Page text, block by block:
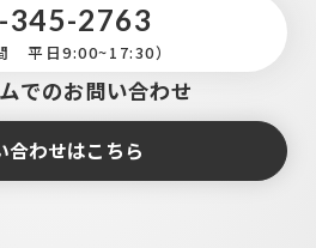
345-2763
平日9:00~17:30）
でのお問い合わせ
合わせはこちら